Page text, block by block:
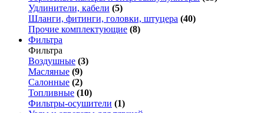
Удлинители, кабели (5)
Шланги, фитинги, головки, штуцера (40)
Прочие комплектующие (8)
Фильтра
Фильтра
Воздушные (3)
Масляные (9)
Салонные (2)
Топливные (10)
Фильтры-осушители (1)